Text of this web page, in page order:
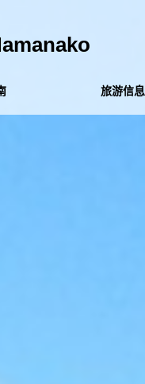
旅游信息